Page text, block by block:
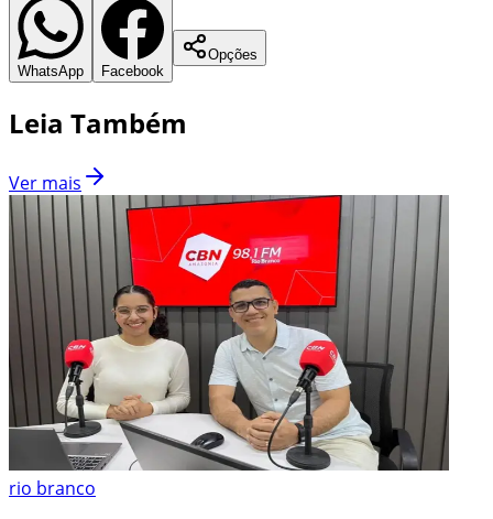
WhatsApp Facebook
Opções
Leia Também
Ver mais
rio branco